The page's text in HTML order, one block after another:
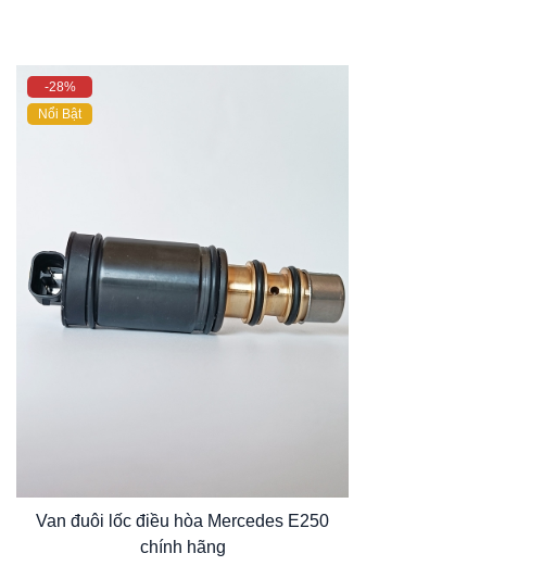
-28%
Nổi Bật
Van đuôi lốc điều hòa Mercedes E250
chính hãng